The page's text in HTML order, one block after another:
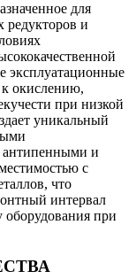
для
и
эксплуатационные
к окислению,
при низкой
уникальный
и
с
что
интервал
оборудования при